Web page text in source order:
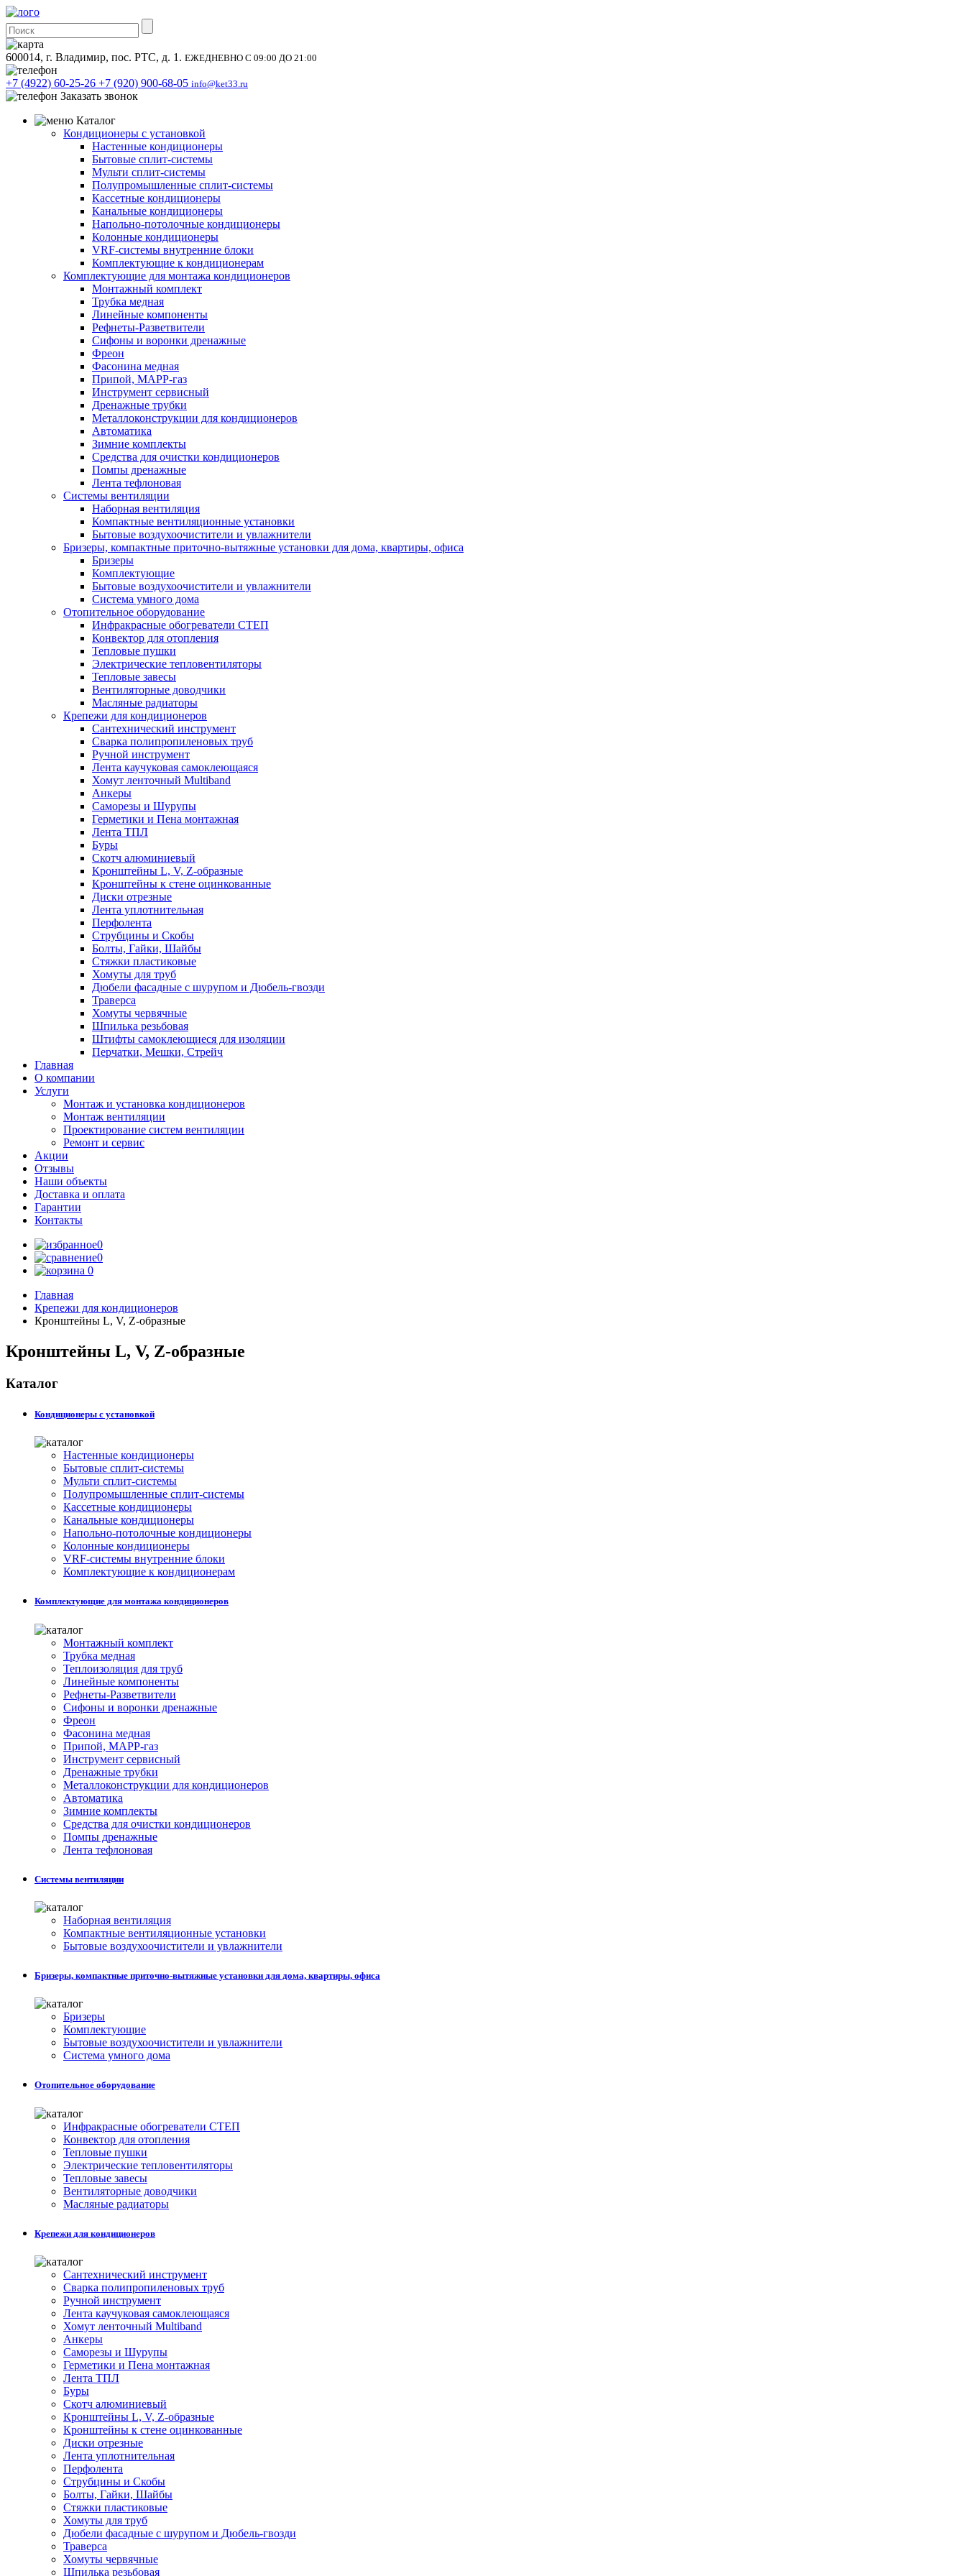
600014, г. Владимир, пос. РТС, д. 1. ЕЖЕДНЕВНО С 09:00 ДО 21:00
+7 (4922) 60-25-26 +7 (920) 900-68-05 info@ket33.ru
Заказать звонок
Каталог
Кондиционеры с установкой
Настенные кондиционеры
Бытовые сплит-системы
Мульти сплит-системы
Полупромышленные сплит-системы
Кассетные кондиционеры
Канальные кондиционеры
Напольно-потолочные кондиционеры
Колонные кондиционеры
VRF-системы внутренние блоки
Комплектующие к кондиционерам
Комплектующие для монтажа кондиционеров
Монтажный комплект
Трубка медная
Линейные компоненты
Рефнеты-Разветвители
Сифоны и воронки дренажные
Фреон
Фасонина медная
Припой, МАРР-газ
Инструмент сервисный
Дренажные трубки
Металлоконструкции для кондиционеров
Автоматика
Зимние комплекты
Средства для очистки кондиционеров
Помпы дренажные
Лента тефлоновая
Системы вентиляции
Наборная вентиляция
Компактные вентиляционные установки
Бытовые воздухоочистители и увлажнители
Бризеры, компактные приточно-вытяжные установки для дома, квартиры, офиса
Бризеры
Комплектующие
Бытовые воздухоочистители и увлажнители
Система умного дома
Отопительное оборудование
Инфракрасные обогреватели СТЕП
Конвектор для отопления
Тепловые пушки
Электрические тепловентиляторы
Тепловые завесы
Вентиляторные доводчики
Масляные радиаторы
Крепежи для кондиционеров
Сантехнический инструмент
Сварка полипропиленовых труб
Ручной инструмент
Лента каучуковая самоклеющаяся
Хомут ленточный Multiband
Анкеры
Саморезы и Шурупы
Герметики и Пена монтажная
Лента ТПЛ
Буры
Скотч алюминиевый
Кронштейны L, V, Z-образные
Кронштейны к стене оцинкованные
Диски отрезные
Лента уплотнительная
Перфолента
Струбцины и Скобы
Болты, Гайки, Шайбы
Стяжки пластиковые
Хомуты для труб
Дюбели фасадные с шурупом и Дюбель-гвозди
Траверса
Хомуты червячные
Шпилька резьбовая
Штифты самоклеющиеся для изоляции
Перчатки, Мешки, Стрейч
Главная
О компании
Услуги
Монтаж и установка кондиционеров
Монтаж вентиляции
Проектирование систем вентиляции
Ремонт и сервис
Акции
Отзывы
Наши объекты
Доставка и оплата
Гарантии
Контакты
0
0
0
Главная
Крепежи для кондиционеров
Кронштейны L, V, Z-образные
Кронштейны L, V, Z-образные
Каталог
Кондиционеры с установкой
Настенные кондиционеры
Бытовые сплит-системы
Мульти сплит-системы
Полупромышленные сплит-системы
Кассетные кондиционеры
Канальные кондиционеры
Напольно-потолочные кондиционеры
Колонные кондиционеры
VRF-системы внутренние блоки
Комплектующие к кондиционерам
Комплектующие для монтажа кондиционеров
Монтажный комплект
Трубка медная
Теплоизоляция для труб
Линейные компоненты
Рефнеты-Разветвители
Сифоны и воронки дренажные
Фреон
Фасонина медная
Припой, МАРР-газ
Инструмент сервисный
Дренажные трубки
Металлоконструкции для кондиционеров
Автоматика
Зимние комплекты
Средства для очистки кондиционеров
Помпы дренажные
Лента тефлоновая
Системы вентиляции
Наборная вентиляция
Компактные вентиляционные установки
Бытовые воздухоочистители и увлажнители
Бризеры, компактные приточно-вытяжные установки для дома, квартиры, офиса
Бризеры
Комплектующие
Бытовые воздухоочистители и увлажнители
Система умного дома
Отопительное оборудование
Инфракрасные обогреватели СТЕП
Конвектор для отопления
Тепловые пушки
Электрические тепловентиляторы
Тепловые завесы
Вентиляторные доводчики
Масляные радиаторы
Крепежи для кондиционеров
Сантехнический инструмент
Сварка полипропиленовых труб
Ручной инструмент
Лента каучуковая самоклеющаяся
Хомут ленточный Multiband
Анкеры
Саморезы и Шурупы
Герметики и Пена монтажная
Лента ТПЛ
Буры
Скотч алюминиевый
Кронштейны L, V, Z-образные
Кронштейны к стене оцинкованные
Диски отрезные
Лента уплотнительная
Перфолента
Струбцины и Скобы
Болты, Гайки, Шайбы
Стяжки пластиковые
Хомуты для труб
Дюбели фасадные с шурупом и Дюбель-гвозди
Траверса
Хомуты червячные
Шпилька резьбовая